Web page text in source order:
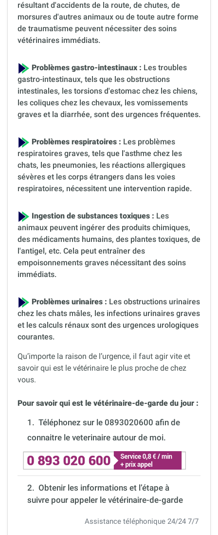
résultant d'accidents de la route, de chutes, de
morsures d'autres animaux ou de toute autre forme
de traumatisme peuvent nécessiter des soins
vétérinaires immédiats.
Problèmes gastro-intestinaux : Les troubles
gastro-intestinaux, tels que les obstructions
intestinales, les torsions d'estomac chez les chiens,
les coliques chez les chevaux, les vomissements
graves et la diarrhée, sont des urgences fréquentes.
Problèmes respiratoires : Les problèmes
respiratoires graves, tels que l'asthme chez les
chats, les pneumonies, les réactions allergiques
sévères et les corps étrangers dans les voies
respiratoires, nécessitent une intervention rapide.
Ingestion de substances toxiques : Les
animaux peuvent ingérer des produits chimiques,
des médicaments humains, des plantes toxiques, de
l'antigel, etc. Cela peut entraîner des
empoisonnements graves nécessitant des soins
immédiats.
Problèmes urinaires : Les obstructions urinaires
chez les chats mâles, les infections urinaires graves
et les calculs rénaux sont des urgences urologiques
courantes.
Qu’importe la raison de l’urgence, il faut agir vite et
savoir qui est le vétérinaire le plus proche de chez
vous.
Pour savoir qui est le vétérinaire-de-garde du jour :
1. Téléphonez sur le 0893020600 afin de
connaitre le veterinaire autour de moi.
2. Obtenir les informations et l’étape à
suivre pour appeler le vétérinaire-de-garde
Assistance téléphonique 24/24 7/7